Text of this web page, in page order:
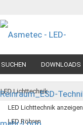
SUCHEN DOWNLOADS
LED Lichttechnik
LED Lichttechnik anzeigen
LED Röhren